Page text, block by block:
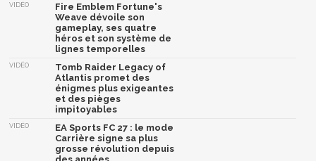
VIDÉO
Fire Emblem Fortune's
Weave dévoile son
gameplay, ses quatre
héros et son système de
lignes temporelles
VIDÉO
Tomb Raider Legacy of
Atlantis promet des
énigmes plus exigeantes
et des pièges
impitoyables
VIDÉO
EA Sports FC 27 : le mode
Carrière signe sa plus
grosse révolution depuis